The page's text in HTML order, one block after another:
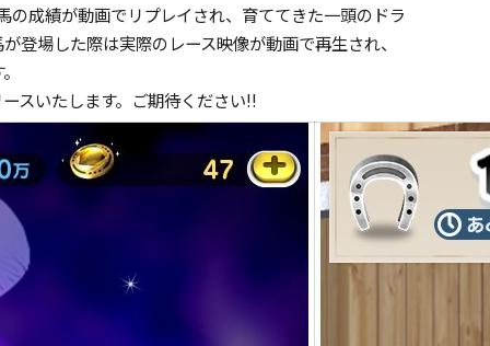
成績が動画でリプレイされ、育ててきた一頭のドラ
登場した際は実際のレース映像が動画で再生され、
スいたします。ご期待ください!!